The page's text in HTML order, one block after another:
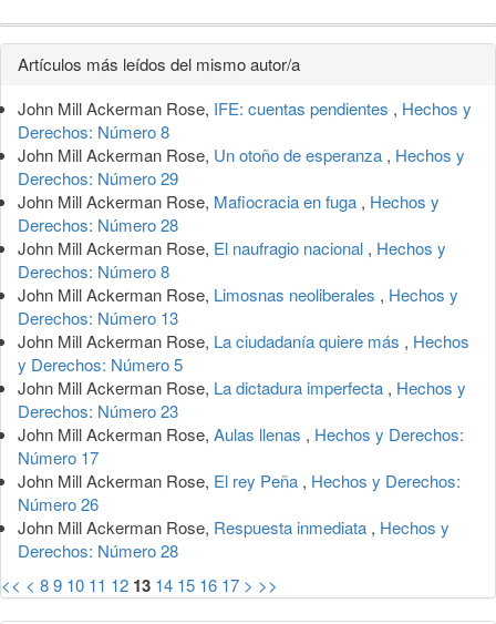
Detalles
del
artículo
Artículos más leídos del mismo autor/a
John Mill Ackerman Rose, IFE: cuentas pendientes , Hechos y
Derechos: Número 8
John Mill Ackerman Rose, Un otoño de esperanza , Hechos y
Derechos: Número 29
John Mill Ackerman Rose, Mafiocracia en fuga , Hechos y
Derechos: Número 28
John Mill Ackerman Rose, El naufragio nacional , Hechos y
Derechos: Número 8
John Mill Ackerman Rose, Limosnas neoliberales , Hechos y
Derechos: Número 13
John Mill Ackerman Rose, La ciudadanía quiere más , Hechos
y Derechos: Número 5
John Mill Ackerman Rose, La dictadura imperfecta , Hechos y
Derechos: Número 23
John Mill Ackerman Rose, Aulas llenas , Hechos y Derechos:
Número 17
John Mill Ackerman Rose, El rey Peña , Hechos y Derechos:
Número 26
John Mill Ackerman Rose, Respuesta inmediata , Hechos y
Derechos: Número 28
<< < 89 10 11 12 13 14 15 16 17 > >>